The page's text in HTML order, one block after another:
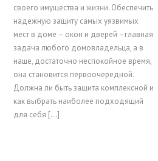
своего имущества и жизни. Обеспечить
надежную защиту самых уязвимых
мест в доме – окон и дверей –главная
задача любого домовладельца, а в
наше, достаточно неспокойное время,
она становится первоочередной.
Должна ли быть защита комплексной и
как выбрать наиболее подходящий
для себя […]